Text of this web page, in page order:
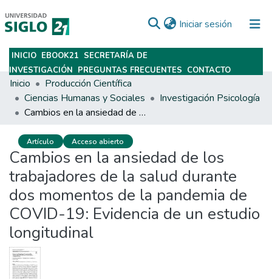
Iniciar sesión (current)
Subir
INICIO EBOOK21 SECRETARÍA DE
INVESTIGACIÓN PREGUNTAS FRECUENTES CONTACTO
Inicio
Producción Científica
Ciencias Humanas y Sociales
Investigación Psicología
Cambios en la ansiedad de los trabajadores de la salud durante dos momentos de la pandemia de COVID-19: Evidencia de un estudio longitudinal
Artículo Acceso abierto
Cambios en la ansiedad de los
trabajadores de la salud durante
dos momentos de la pandemia de
COVID-19: Evidencia de un estudio
longitudinal